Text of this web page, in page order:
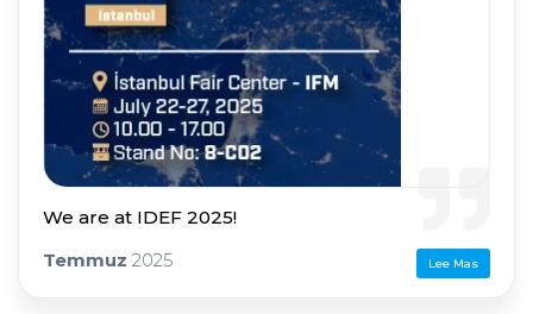
Lee Mas
We are at IDEF 2025!
Temmuz 2025